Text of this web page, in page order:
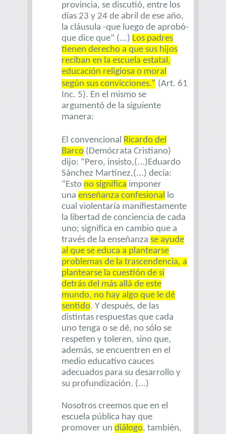
provincia, se discutió, entre los
días 23 y 24 de abril de ese año,
la cláusula -que luego de aprobó-
que dice que“ (...) Los padres
tienen derecho a que sus hijos
reciban en la escuela estatal,
educación religiosa o moral
según sus convicciones.” (Art. 61
Inc. 5). En el mismo se
argumentó de la siguiente
manera:
El convencional Ricardo del
Barco (Demócrata Cristiano)
dijo: “Pero, insisto,(...)Eduardo
Sánchez Martínez,(...) decía:
“Esto no significa imponer
una enseñanza confesional lo
cual violentaría manifiestamente
la libertad de conciencia de cada
uno; significa en cambio que a
través de la enseñanza se ayude
al que se educa a plantearse
problemas de la trascendencia, a
plantearse la cuestión de si
detrás del más allá de este
mundo, no hay algo que le dé
sentido. Y después, de las
distintas respuestas que cada
uno tenga o se dé, no sólo se
respeten y toleren, sino que,
además, se encuentren en el
medio educativo cauces
adecuados para su desarrollo y
su profundización. (...)
Nosotros creemos que en el
escuela pública hay que
promover un diálogo, también,